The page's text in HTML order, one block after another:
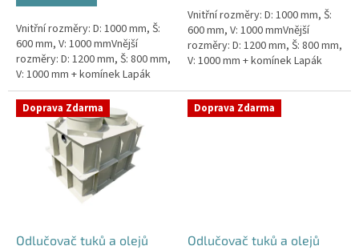
Vnitřní rozměry: D: 1000 mm, Š:
600 mm, V: 1000 mmVnější
rozměry: D: 1200 mm, Š: 800 mm,
V: 1000 mm + komínek Lapák
tuků do 1l/s nebo 100 jídel
denně Průměr a umístění...
hvězdiček.
Vnitřní rozměry: D: 1000 mm, Š:
600 mm, V: 1000 mmVnější
rozměry: D: 1200 mm, Š: 800 mm,
V: 1000 mm + komínek Lapák
denně Průměr a umístění...
Doprava Zdarma
Odlučovač tuků a olejů
Doprava Zdarma
Odlučovač tuků a olejů